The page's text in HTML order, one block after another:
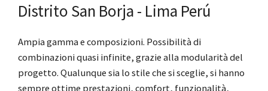
Distrito San Borja - Lima Perú
Ampia gamma e composizioni. Possibilità di
combinazioni quasi infinite, grazie alla modularità del
progetto. Qualunque sia lo stile che si sceglie, si hanno
sempre ottime prestazioni, comfort, funzionalità,